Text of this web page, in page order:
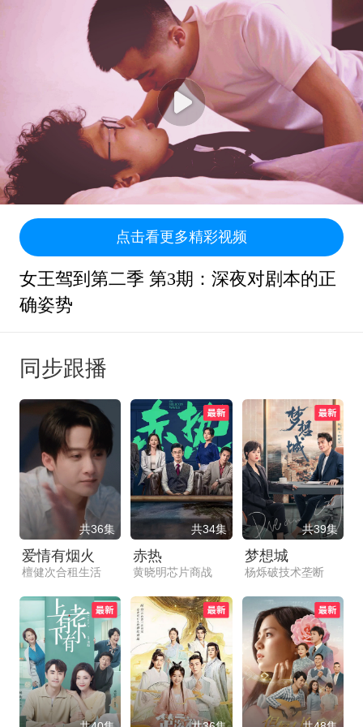
点击看更多精彩视频
女王驾到第二季 第3期：深夜对剧本的正
确姿势
同步跟播
共36集
爱情有烟火
檀健次合租生活
共34集
赤热
黄晓明芯片商战
共39集
梦想城
杨烁破技术垄断